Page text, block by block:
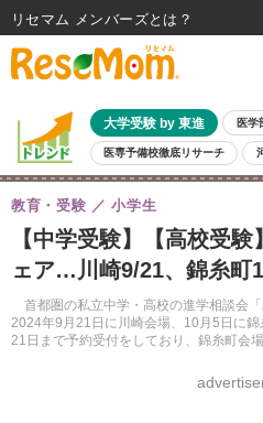
大学受験 by 東進 医学
医専予備校徹底リサーチ
親子で考える大学選び 高校受験 中
共通テスト 夏休み
8月開催イベント・WS 全国公立高校 過去
自由研究教材（小学生向け） 自由研究教
【中学受験】【高校受
ェア…川崎9/21、錦糸町
首都圏の私立中学・高校の進学相談会
2024年9月21日に川崎会場、10月5日に
21日まで予約受付をしており、錦糸町会
教育・受験 小学生
リセマム メンバーズ